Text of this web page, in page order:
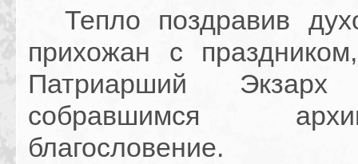
Тепло поздравив
прихожан с
Патриарший Экзарх
собравшимся
благословение.